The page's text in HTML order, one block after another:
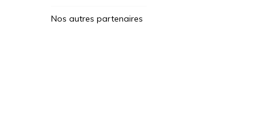
Nos autres partenaires